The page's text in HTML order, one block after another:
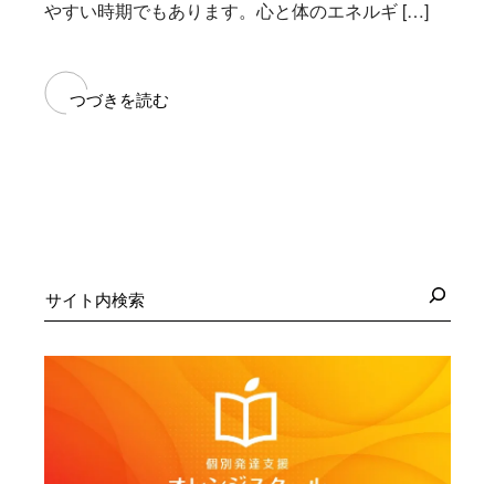
やすい時期でもあります。心と体のエネルギ […]
つづきを読む
索